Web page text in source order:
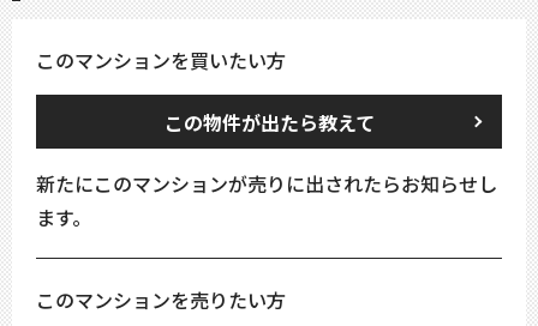
このマンションを買いたい方
この物件が出たら教えて
新たにこのマンションが売りに出されたらお知らせし
ます。
このマンションを売りたい方